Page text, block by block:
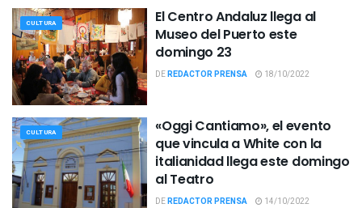
CULTURA
El Centro Andaluz llega al
Museo del Puerto este
domingo 23
DEREDACTOR PRENSA 18/10/2022
CULTURA
«Oggi Cantiamo», el evento
que vincula a White con la
italianidad llega este domingo
al Teatro
DEREDACTOR PRENSA 14/10/2022